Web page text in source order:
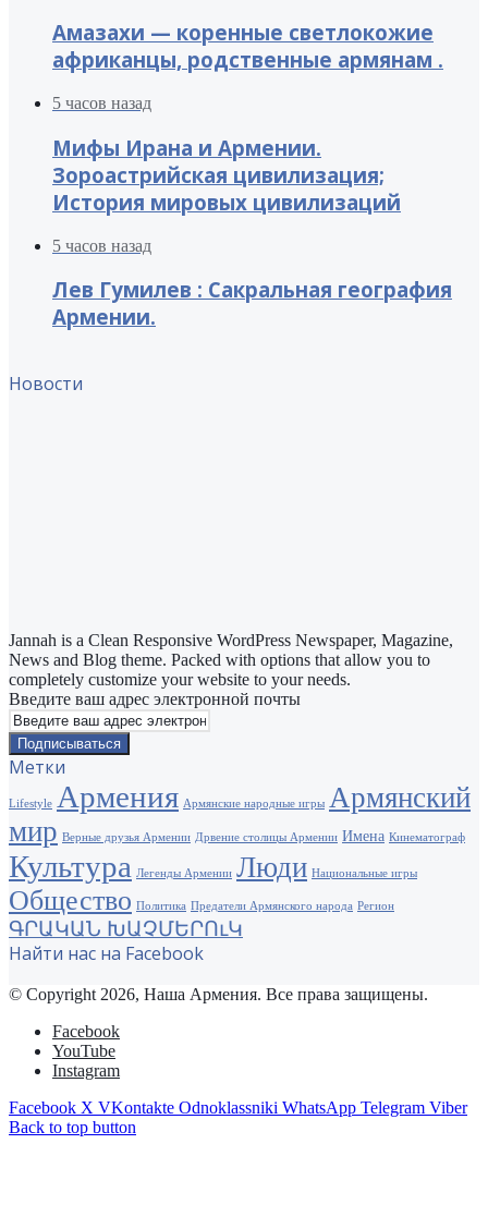
Амазахи — коренные светлокожие
африканцы, родственные армянам .
5 часов назад
Мифы Ирана и Армении.
Зороастрийская цивилизация;
История мировых цивилизаций
5 часов назад
Лев Гумилев : Сакральная география
Армении.
Новости
Jannah is a Clean Responsive WordPress Newspaper, Magazine,
News and Blog theme. Packed with options that allow you to
completely customize your website to your needs.
Введите ваш адрес электронной почты
Метки
Lifestyle Армения Армянские народные игры Армянский
мир Верные друзья Армении Дрвение столицы Армении Имена Кинематограф
Культура Легенды Армении Люди Национальные игры
Общество Политика Предатели Армянского народа Регион
ԳՐԱԿԱՆ ԽԱՉՄԵՐՈւԿ
Найти нас на Facebook
© Copyright 2026, Наша Армения. Все права защищены.
Facebook
YouTube
Instagram
Facebook X VKontakte Odnoklassniki WhatsApp Telegram Viber
Back to top button